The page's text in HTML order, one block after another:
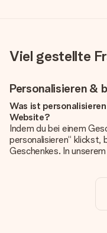
Viel gestellte
Personalisieren &
Was ist
Website?
Indem du bei einem
personalisieren“
Geschenkes. In
noch eines unserer
Geschenk die perfekte